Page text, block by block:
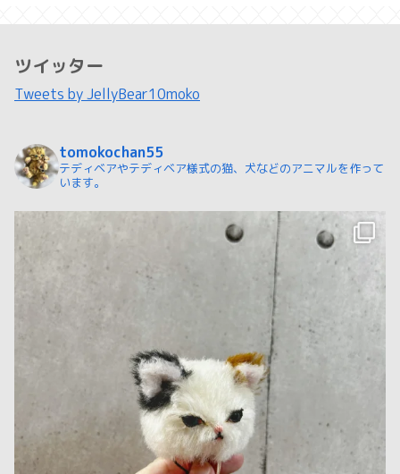
ツイッター
Tweets by JellyBear10moko
tomokochan55
テディベアやテディベア様式の猫、犬などのアニマルを作って
います。